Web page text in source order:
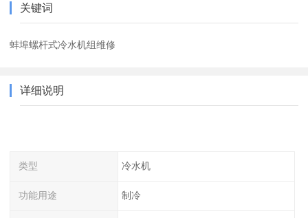
关键词
蚌埠螺杆式冷水机组维修
详细说明
类型 冷水机
功能用途 制冷